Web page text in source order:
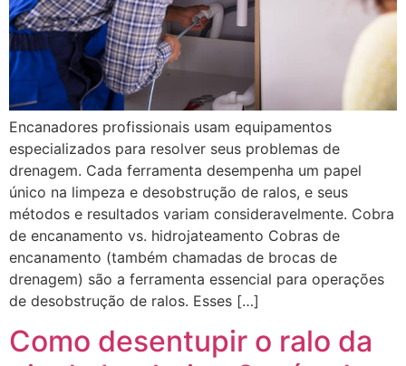
Encanadores profissionais usam equipamentos
especializados para resolver seus problemas de
drenagem. Cada ferramenta desempenha um papel
único na limpeza e desobstrução de ralos, e seus
métodos e resultados variam consideravelmente. Cobra
de encanamento vs. hidrojateamento Cobras de
encanamento (também chamadas de brocas de
drenagem) são a ferramenta essencial para operações
de desobstrução de ralos. Esses […]
Como desentupir o ralo da